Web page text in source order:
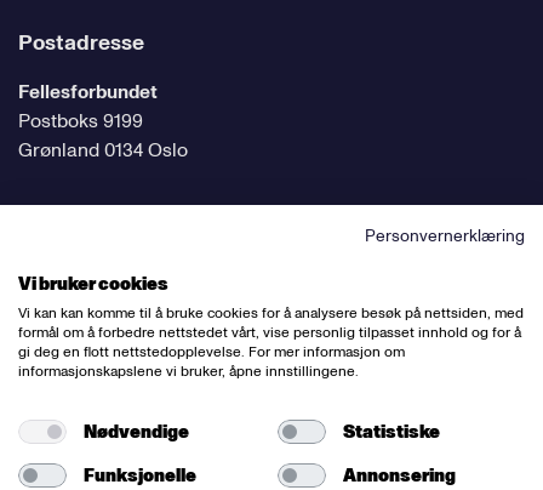
Postadresse
Fellesforbundet
Postboks 9199
Grønland 0134 Oslo
Følg oss på sosiale medier
Nettredaktør:Willy Bergsnov
Varsling og etiske retningslinjer
Personvernerklæring
Vi bruker cookies
Vi kan kan komme til å bruke cookies for å analysere besøk på nettsiden, med
formål om å forbedre nettstedet vårt, vise personlig tilpasset innhold og for å
gi deg en flott nettstedopplevelse. For mer informasjon om
informasjonskapslene vi bruker, åpne innstillingene.
Nødvendige
Statistiske
Funksjonelle
Annonsering